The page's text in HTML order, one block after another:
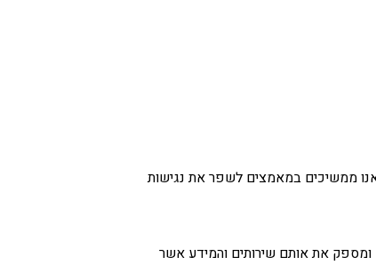
ממשיכים במאמצים לשפר את נגישות
ומספק את אותם שירותים והמידע אשר